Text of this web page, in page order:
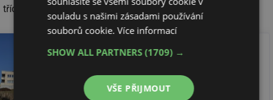
třída A, u bytových domů klasifikační třída B.
Přečtěte si také
– základní program
souladu s našimi zásadami používání
souborů cookie.Více informací
SHOW ALL PARTNERS(1709) →
VŠE PŘIJMOUT